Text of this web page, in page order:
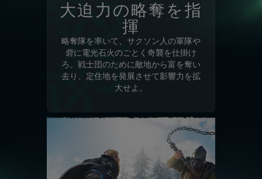
大迫力の略奪を指
揮
略奪隊を率いて、サクソン人の軍隊や
砦に電光石火のごとく奇襲を仕掛け
ろ。戦士団のために敵地から富を奪い
去り、定住地を発展させて影響力を拡
大せよ。